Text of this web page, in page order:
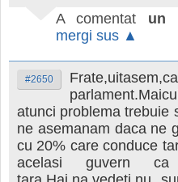
A comentat un
mergi sus ▲
#2650
atunci problema trebuie
ne asemanam daca ne
cu 20% care conduce
acelasi guvern